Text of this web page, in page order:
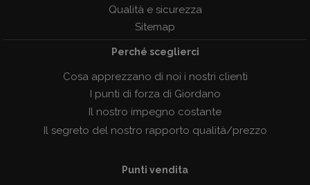
Qualità e sicurezza
Sitemap
Perché sceglierci
Cosa apprezzano di noi i nostri clienti
I punti di forza di Giordano
Il nostro impegno costante
Il segreto del nostro rapporto qualità/prezzo
Punti vendita